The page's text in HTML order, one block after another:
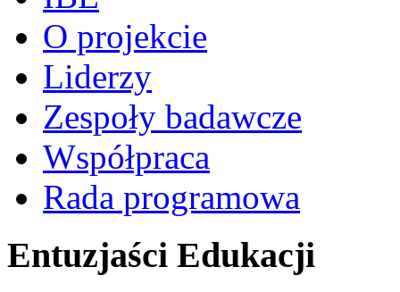
O projekcie
Liderzy
Zespoły badawcze
Współpraca
Rada programowa
Entuzjaści Edukacji